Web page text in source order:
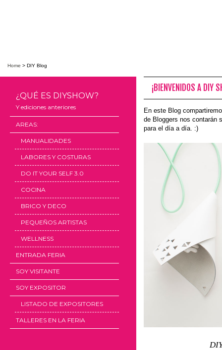
Home > DIY Blog
¿QUÉ ES DIYSHOW?
Y ediciones anteriores
AREAS:
MANUALIDADES
LABORES Y COSTURAS
DO IT YOUR SELF 3.0
COCINA
BRICO Y DECO
PEQUEÑOS ARTISTAS
WELLNESS
ENTRADA FERIA
SOY VISITANTE
SOY EXPOSITOR
LISTADO DE EXPOSITORES
TALLERES EN LA FERIA
¡BIENVENIDOS A DIY
En este Blog
de Bloggers nos contarán
para el día a día. :)